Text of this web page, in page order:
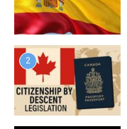
2